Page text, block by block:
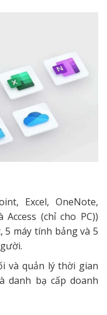
Excel, OneNote,
Access (chỉ cho PC))
5 máy tính bảng và 5
và quản lý thời gian
danh bạ cấp doanh